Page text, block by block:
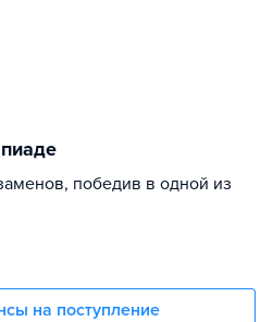
победив в одной из
на поступление